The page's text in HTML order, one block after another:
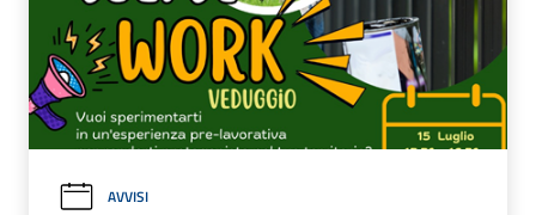
AVVISI